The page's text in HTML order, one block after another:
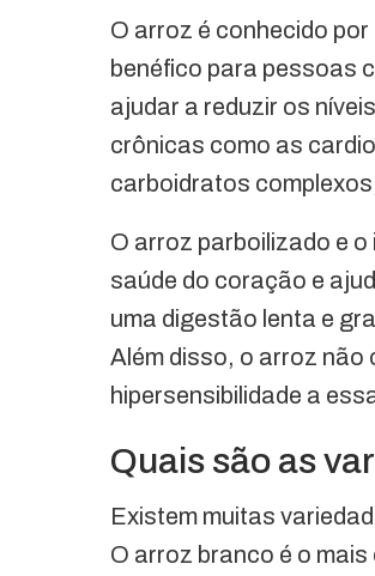
O arroz é conhecido
benéfico para pessoas
ajudar a reduzir os
crônicas como as
carboidratos
O arroz parboilizado e
saúde do coração e
uma digestão lenta e
Além disso, o arroz não
hipersensibilidade a
Quais são as
Existem muitas
O arroz branco é o